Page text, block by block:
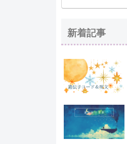
新着記事